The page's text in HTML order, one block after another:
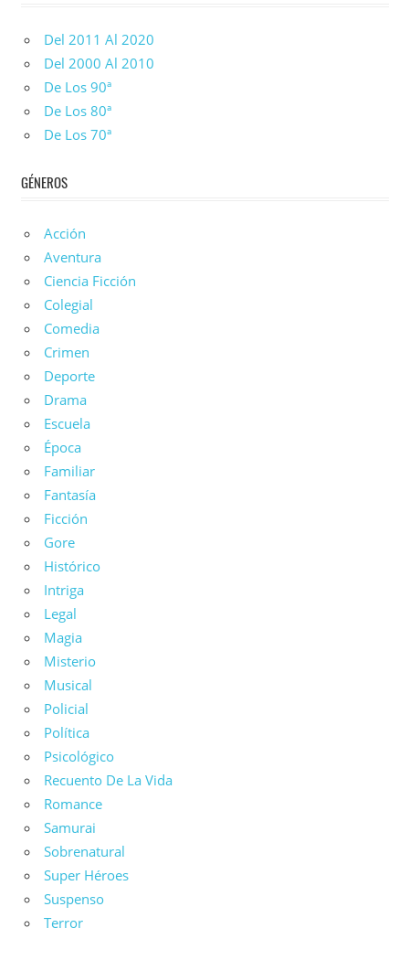
Del 2011 Al 2020
Del 2000 Al 2010
De Los 90ª
De Los 80ª
De Los 70ª
GÉNEROS
Acción
Aventura
Ciencia Ficción
Colegial
Comedia
Crimen
Deporte
Drama
Escuela
Época
Familiar
Fantasía
Ficción
Gore
Histórico
Intriga
Legal
Magia
Misterio
Musical
Policial
Política
Psicológico
Recuento De La Vida
Romance
Samurai
Sobrenatural
Super Héroes
Suspenso
Terror